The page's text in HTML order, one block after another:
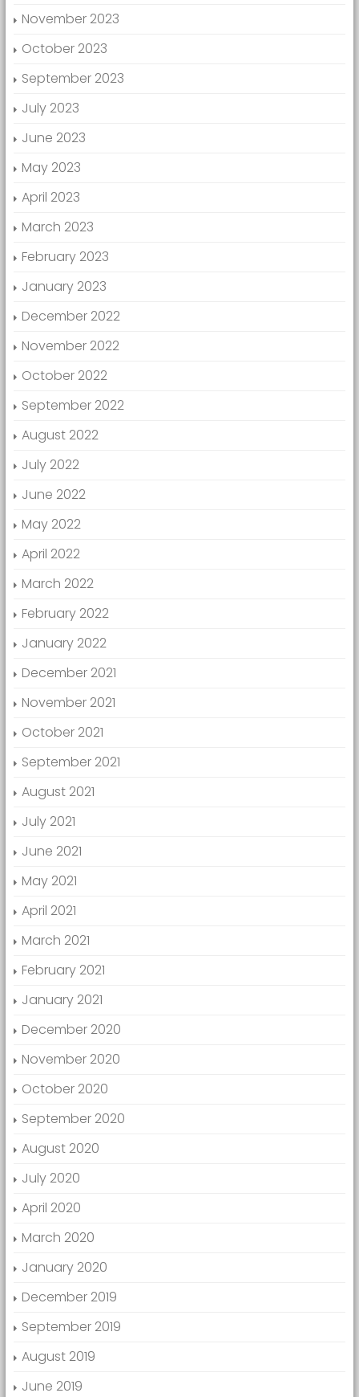
November 2023
October 2023
September 2023
July 2023
June 2023
May 2023
April 2023
March 2023
February 2023
January 2023
December 2022
November 2022
October 2022
September 2022
August 2022
July 2022
June 2022
May 2022
April 2022
March 2022
February 2022
January 2022
December 2021
November 2021
October 2021
September 2021
August 2021
July 2021
June 2021
May 2021
April 2021
March 2021
February 2021
January 2021
December 2020
November 2020
October 2020
September 2020
August 2020
July 2020
April 2020
March 2020
January 2020
December 2019
September 2019
August 2019
June 2019